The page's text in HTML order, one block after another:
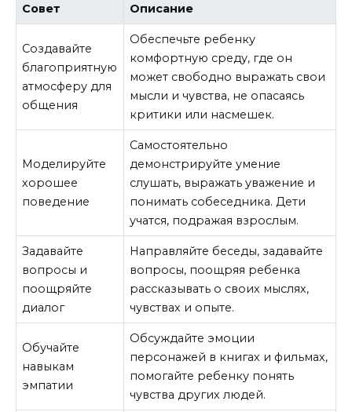
Совет Описание
Создавайте
благоприятную
атмосферу для
общения
Обеспечьте ребенку
комфортную среду, где он
может свободно выражать свои
мысли и чувства, не опасаясь
критики или насмешек.
Моделируйте
хорошее
поведение
Самостоятельно
демонстрируйте умение
слушать, выражать уважение и
понимать собеседника. Дети
учатся, подражая взрослым.
Задавайте
вопросы и
поощряйте
диалог
Направляйте беседы, задавайте
вопросы, поощряя ребенка
рассказывать о своих мыслях,
чувствах и опыте.
Обучайте
навыкам
эмпатии
Обсуждайте эмоции
персонажей в книгах и фильмах,
помогайте ребенку понять
чувства других людей.